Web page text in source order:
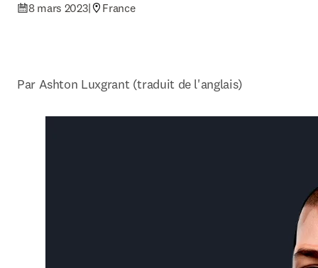
8 mars 2023| France
Par Ashton Luxgrant (traduit de l'anglais)